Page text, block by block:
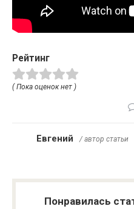
Рейтинг
( Пока оценок нет )
Евгений / автор статьи
Понравилась